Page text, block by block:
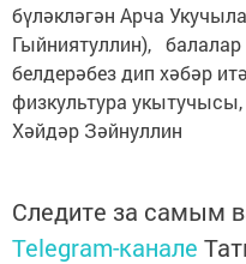
бүләкләгән Арча
Гыйниятуллин),
белдерәбез дип хәбәр
физкультура
Хәйдәр Зәйнуллин
Следите за самым
Telegram-канале